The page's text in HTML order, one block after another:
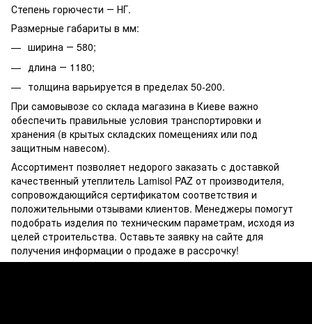
Степень горючести ― НГ.
Размерные габариты в мм:
ширина ― 580;
длина ― 1180;
толщина варьируется в пределах 50-200.
При самовывозе со склада магазина в Киеве важно
обеспечить правильные условия транспортировки и
хранения (в крытых складских помещениях или под
защитным навесом).
Ассортимент позволяет недорого заказать с доставкой
качественный утеплитель Lamisol PAZ от производителя,
сопровождающийся сертификатом соответствия и
положительными отзывами клиентов. Менеджеры помогут
подобрать изделия по техническим параметрам, исходя из
целей строительства. Оставьте заявку на сайте для
получения информации о продаже в рассрочку!